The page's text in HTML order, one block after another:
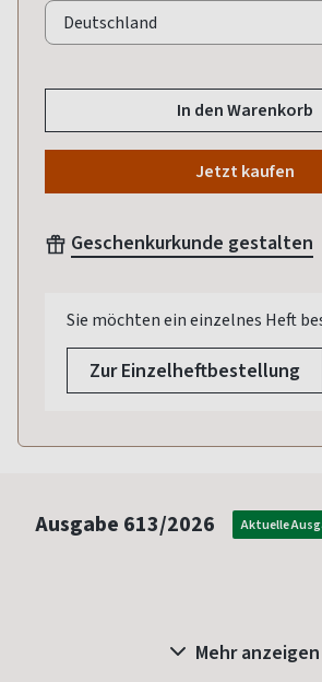
In den Warenkorb
Jetzt kaufen
Geschenkurkunde gestalten
Sie möchten ein einzelnes Heft
Zur Einzelheftbestellung
Ausgabe 613/2026 Aktuelle
Mehr anzeigen